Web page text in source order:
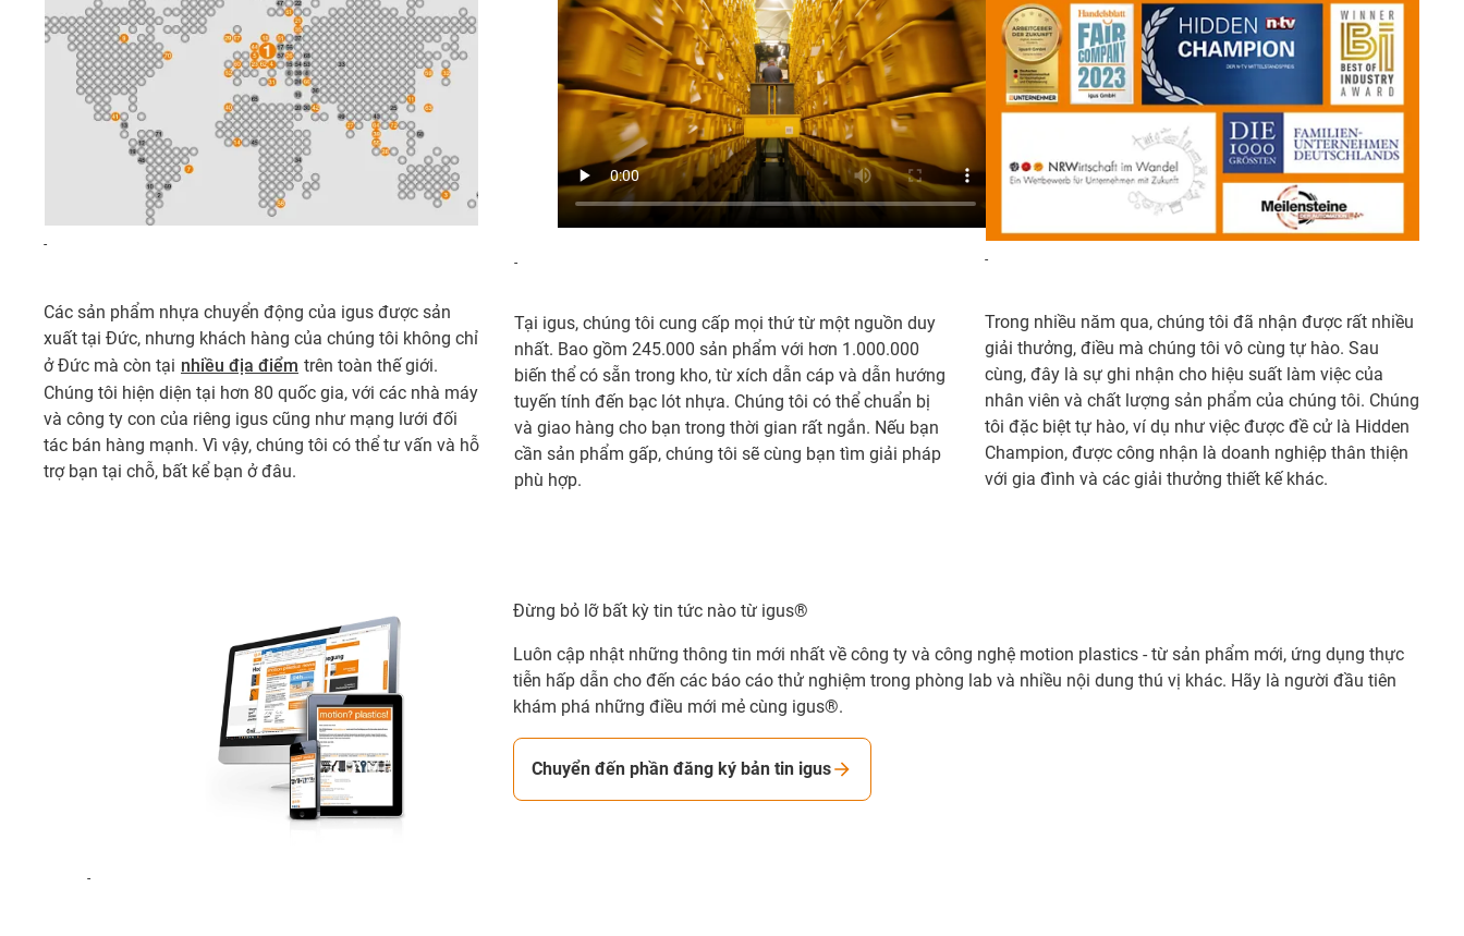
-
Các sản phẩm nhựa chuyển động của igus được sản
xuất tại Đức, nhưng khách hàng của chúng tôi không chỉ
ở Đức mà còn tại nhiều địa điểm trên toàn thế giới.
Chúng tôi hiện diện tại hơn 80 quốc gia, với các nhà máy
và công ty con của riêng igus cũng như mạng lưới đối
tác bán hàng mạnh. Vì vậy, chúng tôi có thể tư vấn và hỗ
trợ bạn tại chỗ, bất kể bạn ở đâu.
-
Tại igus, chúng tôi cung cấp mọi thứ từ một nguồn duy
nhất. Bao gồm 245.000 sản phẩm với hơn 1.000.000
biến thể có sẵn trong kho, từ xích dẫn cáp và dẫn hướng
tuyến tính đến bạc lót nhựa. Chúng tôi có thể chuẩn bị
và giao hàng cho bạn trong thời gian rất ngắn. Nếu bạn
cần sản phẩm gấp, chúng tôi sẽ cùng bạn tìm giải pháp
phù hợp.
-
Trong nhiều năm qua, chúng tôi đã nhận được rất nhiều
giải thưởng, điều mà chúng tôi vô cùng tự hào. Sau
cùng, đây là sự ghi nhận cho hiệu suất làm việc của
nhân viên và chất lượng sản phẩm của chúng tôi. Chúng
tôi đặc biệt tự hào, ví dụ như việc được đề cử là Hidden
Champion, được công nhận là doanh nghiệp thân thiện
với gia đình và các giải thưởng thiết kế khác.
-
Đừng bỏ lỡ bất kỳ tin tức nào từ igus®
Luôn cập nhật những thông tin mới nhất về công ty và công nghệ motion plastics - từ sản phẩm mới, ứng dụng thực
tiễn hấp dẫn cho đến các báo cáo thử nghiệm trong phòng lab và nhiều nội dung thú vị khác. Hãy là người đầu tiên
khám phá những điều mới mẻ cùng igus®.
Chuyển đến phần đăng ký bản tin igus